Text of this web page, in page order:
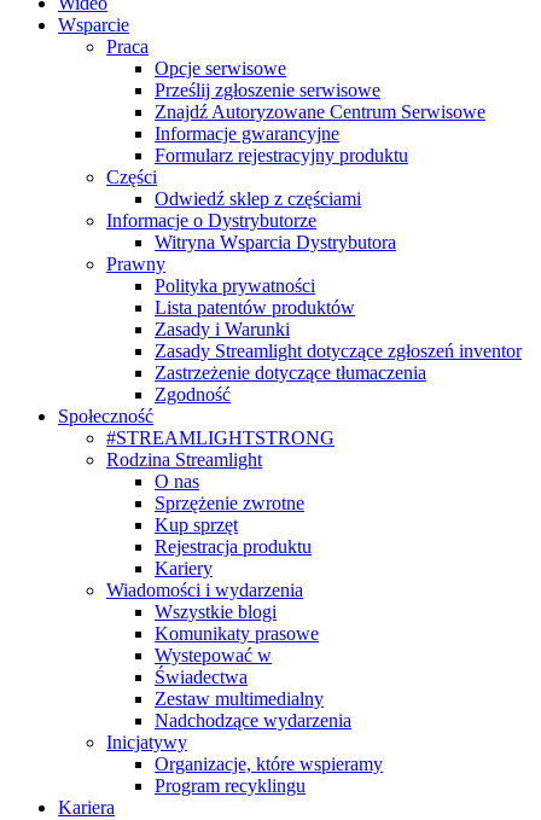
Wsparcie
Praca
Opcje serwisowe
Prześlij zgłoszenie serwisowe
Znajdź Autoryzowane Centrum Serwisowe
Informacje gwarancyjne
Formularz rejestracyjny produktu
Części
Odwiedź sklep z częściami
Informacje o Dystrybutorze
Witryna Wsparcia Dystrybutora
Prawny
Polityka prywatności
Lista patentów produktów
Zasady i Warunki
Zasady Streamlight dotyczące zgłoszeń inventor
Zastrzeżenie dotyczące tłumaczenia
Zgodność
Społeczność
#STREAMLIGHTSTRONG
Rodzina Streamlight
O nas
Sprzężenie zwrotne
Kup sprzęt
Rejestracja produktu
Kariery
Wiadomości i wydarzenia
Wszystkie blogi
Komunikaty prasowe
Wystepować w
Świadectwa
Zestaw multimedialny
Nadchodzące wydarzenia
Inicjatywy
Organizacje, które wspieramy
Program recyklingu
Kariera